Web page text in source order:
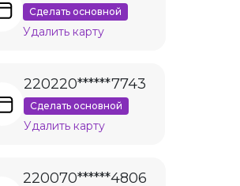
Сделать основной
Удалить карту
220220******7743
Сделать основной
Удалить карту
220070******4806